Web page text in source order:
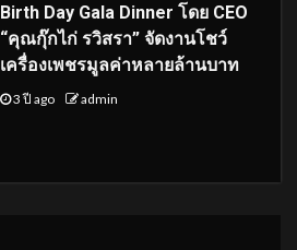
Birth Day Gala Dinner โดย CEO
“คุณกุ๊กไก่ รวิสรา” จัดงานโชว์
เครื่องเพชรมูลค่าหลายล้านบาท
3 ปี ago admin